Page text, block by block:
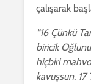
çalışarak
“16 Çünkü
biricik
hiçbiri
kavuşsun. 17